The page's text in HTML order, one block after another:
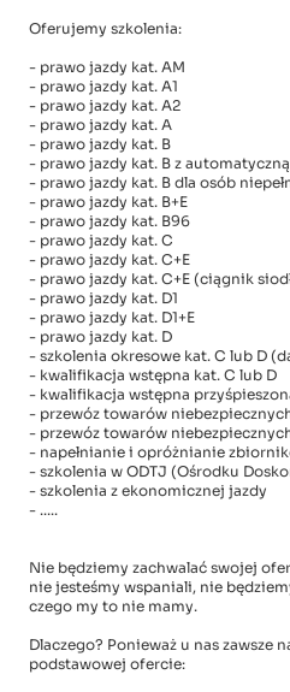
Oferujemy szkolenia:
- prawo jazdy kat. AM
- prawo jazdy kat. A1
- prawo jazdy kat. A2
- prawo jazdy kat. A
- prawo jazdy kat. B
- prawo jazdy kat. B z
- prawo jazdy kat. B dla osób
- prawo jazdy kat. B+E
- prawo jazdy kat. B96
- prawo jazdy kat. C
- prawo jazdy kat. C+E
- prawo jazdy kat. C+E (ciągnik
- prawo jazdy kat. D1
- prawo jazdy kat. D1+E
- prawo jazdy kat. D
- szkolenia okresowe kat. C lub D
- kwalifikacja wstępna kat. C lub D
- kwalifikacja wstępna
- przewóz towarów
- przewóz towarów
- napełnianie i opróżnianie
- szkolenia w ODTJ (Ośrodku
- szkolenia z ekonomicznej jazdy
- .....
Nie będziemy zachwalać swojej
nie jesteśmy wspaniali, nie
czego my to nie mamy.
Dlaczego? Ponieważ u nas zawsze
podstawowej ofercie: